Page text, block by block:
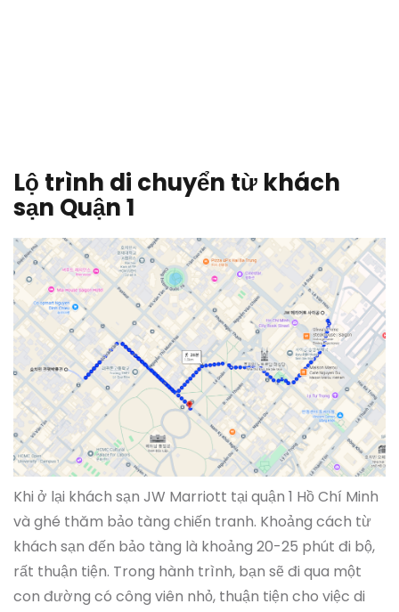
Lộ trình di chuyển từ khách
sạn Quận 1
Khi ở lại khách sạn JW Marriott tại quận 1 Hồ Chí Minh
và ghé thăm bảo tàng chiến tranh. Khoảng cách từ
khách sạn đến bảo tàng là khoảng 20-25 phút đi bộ,
rất thuận tiện. Trong hành trình, bạn sẽ đi qua một
con đường có công viên nhỏ, thuận tiện cho việc di